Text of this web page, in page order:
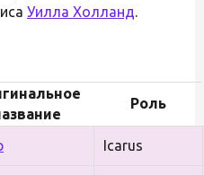
Уилла Холланд.
Роль
Icarus